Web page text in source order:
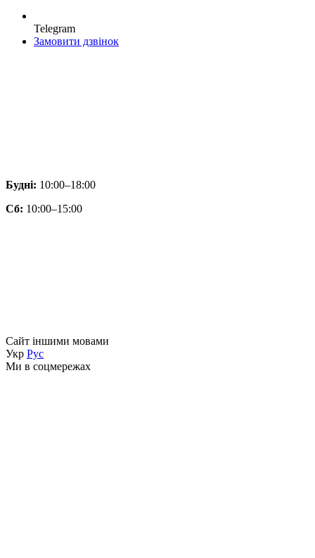
Telegram
Замовити дзвінок
Будні: 10:00–18:00
Сб: 10:00–15:00
Сайт іншими мовами
Укр Рус
Ми в соцмережах